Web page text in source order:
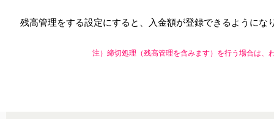
残高管理をする設定にすると、入金額が登録できるように
注）締切処理（残高管理を含みます）を行う場合は、